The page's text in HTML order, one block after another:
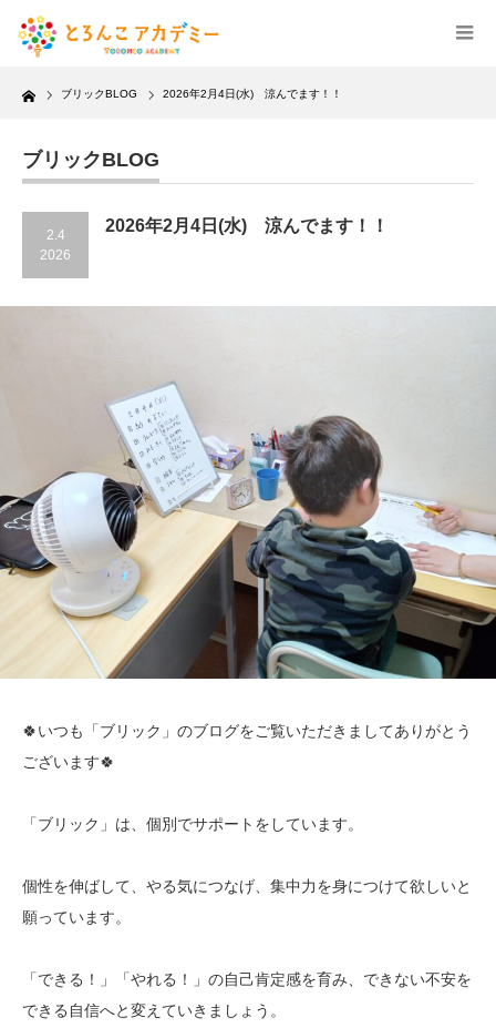
Home ブリックBLOG 2026年2月4日(水) 涼んでます！！
ブリックBLOG
2.4
2026
2026年2月4日(水) 涼んでます！！
🍀いつも「ブリック」のブログをご覧いただきましてありがとう
ございます🍀
「ブリック」は、個別でサポートをしています。
個性を伸ばして、やる気につなげ、集中力を身につけて欲しいと
願っています。
「できる！」「やれる！」の自己肯定感を育み、できない不安を
できる自信へと変えていきましょう。